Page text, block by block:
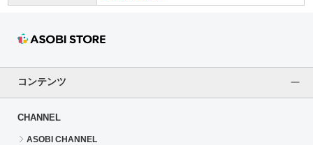
コンテンツ
CHANNEL
ASOBI CHANNEL